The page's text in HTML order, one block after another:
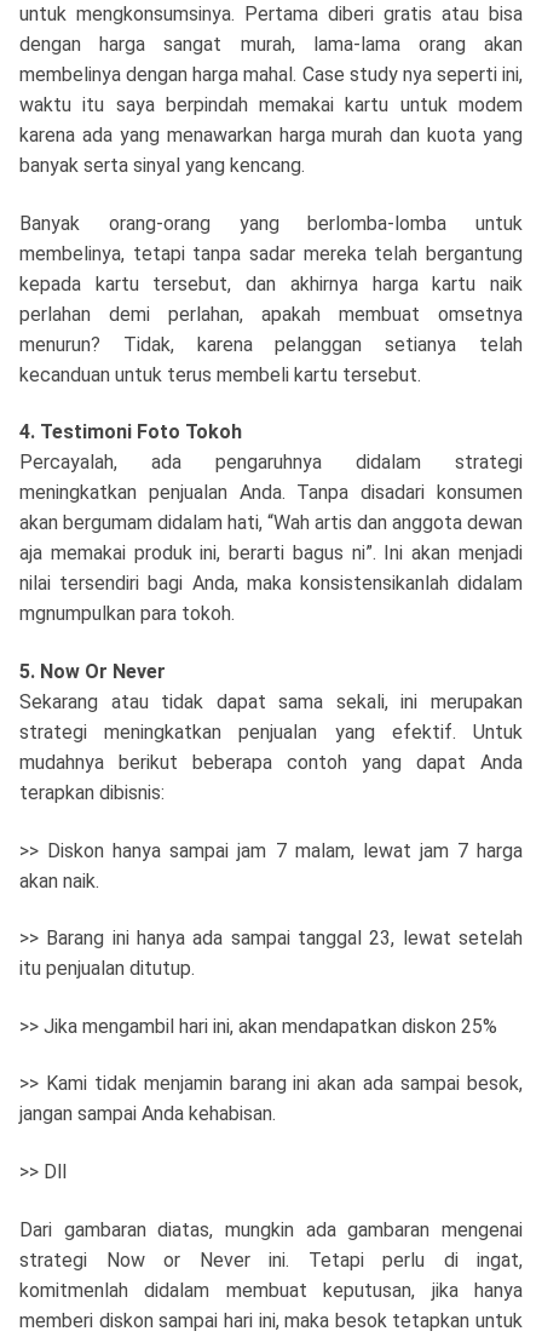
untuk mengkonsumsinya. Pertama diberi gratis atau bisa
dengan harga sangat murah, lama-lama orang akan
membelinya dengan harga mahal. Case study nya seperti ini,
waktu itu saya berpindah memakai kartu untuk modem
karena ada yang menawarkan harga murah dan kuota yang
banyak serta sinyal yang kencang.
Banyak orang-orang yang berlomba-lomba untuk
membelinya, tetapi tanpa sadar mereka telah bergantung
kepada kartu tersebut, dan akhirnya harga kartu naik
perlahan demi perlahan, apakah membuat omsetnya
menurun? Tidak, karena pelanggan setianya telah
kecanduan untuk terus membeli kartu tersebut.
4. Testimoni Foto Tokoh
Percayalah, ada pengaruhnya didalam strategi
meningkatkan penjualan Anda. Tanpa disadari konsumen
akan bergumam didalam hati, “Wah artis dan anggota dewan
aja memakai produk ini, berarti bagus ni”. Ini akan menjadi
nilai tersendiri bagi Anda, maka konsistensikanlah didalam
mgnumpulkan para tokoh.
5. Now Or Never
Sekarang atau tidak dapat sama sekali, ini merupakan
strategi meningkatkan penjualan yang efektif. Untuk
mudahnya berikut beberapa contoh yang dapat Anda
terapkan dibisnis:
>> Diskon hanya sampai jam 7 malam, lewat jam 7 harga
akan naik.
>> Barang ini hanya ada sampai tanggal 23, lewat setelah
itu penjualan ditutup.
>> Jika mengambil hari ini, akan mendapatkan diskon 25%
>> Kami tidak menjamin barang ini akan ada sampai besok,
jangan sampai Anda kehabisan.
>> Dll
Dari gambaran diatas, mungkin ada gambaran mengenai
strategi Now or Never ini. Tetapi perlu di ingat,
komitmenlah didalam membuat keputusan, jika hanya
memberi diskon sampai hari ini, maka besok tetapkan untuk